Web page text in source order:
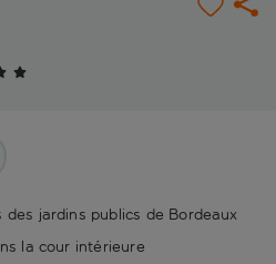
jardins publics de Bordeaux
la cour intérieure